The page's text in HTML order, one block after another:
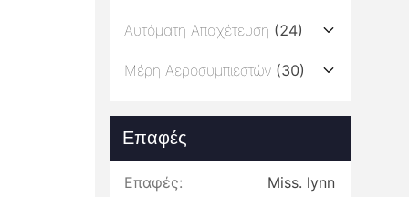
Αυτόματη Αποχέτευση (24)
Μέρη Αεροσυμπιεστών (30)
Επαφές
Επαφές:
Miss. lynn